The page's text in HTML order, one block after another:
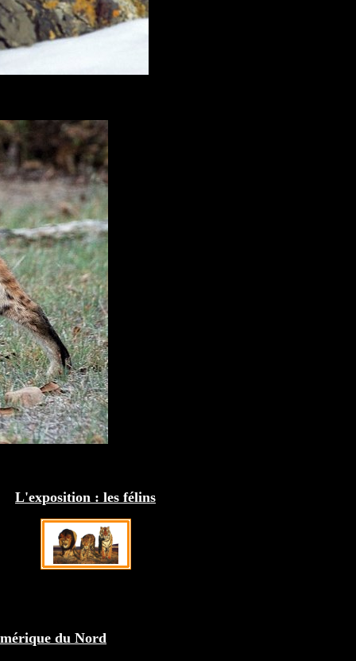
L'exposition : les félins
du Nord